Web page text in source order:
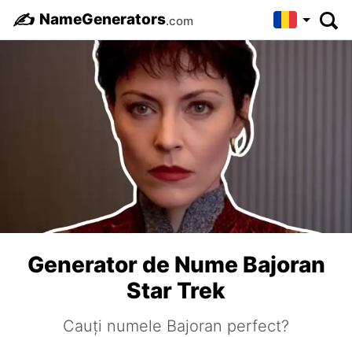
✍️ NameGenerators.com
Generator de Nume Bajoran
Star Trek
Cauți numele Bajoran perfect?